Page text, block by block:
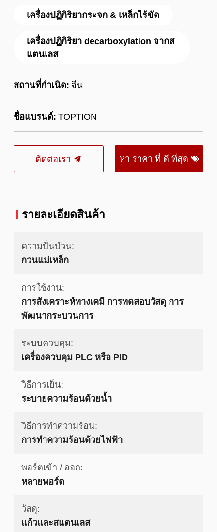
เครื่องปฏิกิริยากระจก & เหล็กไร้ขัด
เครื่องปฏิกิริยา decarboxylation จากส
แตนเลส
สถานที่กำเนิด: จีน
ชื่อแบรนด์: TOPTION
ติดต่อเรา หา ราคา ที่ ดี ที่สุด
รายละเอียดสินค้า
ความปั่นป่วน:
กวนแม่เหล็ก
การใช้งาน:
การสังเคราะห์ทางเคมี การทดสอบวัสดุ การ
พัฒนากระบวนการ
ระบบควบคุม:
เครื่องควบคุม PLC หรือ PID
วิธีการเย็น:
ระบายความร้อนด้วยน้ำ
วิธีการทำความร้อน:
การทําความร้อนด้วยไฟฟ้า
พอร์ตเข้า / ออก:
หลายพอร์ต
วัสดุ:
แก้วและสแตนเลส